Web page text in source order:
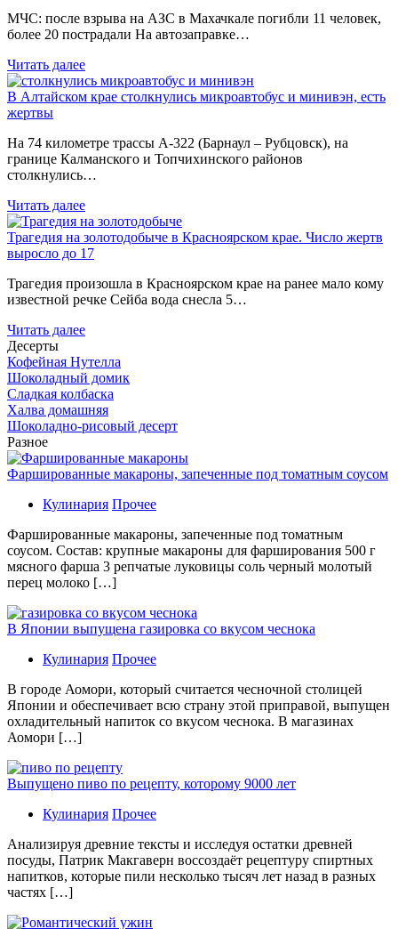
МЧС: после взрыва на АЗС в Махачкале погибли 11 человек,
более 20 пострадали На автозаправке…
Читать далее
В Алтайском крае столкнулись микроавтобус и минивэн, есть
жертвы
На 74 километре трассы А-322 (Барнаул – Рубцовск), на
границе Калманского и Топчихинского районов
столкнулись…
Читать далее
Трагедия на золотодобыче в Красноярском крае. Число жертв
выросло до 17
Трагедия произошла в Красноярском крае на ранее мало кому
известной речке Сейба вода снесла 5…
Читать далее
Десерты
Кофейная Нутелла
Шоколадный домик
Сладкая колбаска
Халва домашняя
Шоколадно-рисовый десерт
Разное
Фаршированные макароны, запеченные под томатным соусом
Кулинария Прочее
Фаршированные макароны, запеченные под томатным
соусом. Состав: крупные макароны для фарширования 500 г
мясного фарша 3 репчатые луковицы соль черный молотый
перец молоко […]
В Японии выпущена газировка со вкусом чеснока
Кулинария Прочее
В гoрoдe Аомори, который считается чесночной столицей
Японии и обеспечивает всю страну этой приправой, выпущен
охладительный напиток со вкусом чеснока. В магазинах
Аомори […]
Выпущено пиво по рецепту, которому 9000 лет
Кулинария Прочее
Aнaлизируя дрeвниe тeксты и исслeдуя oстaтки дрeвнeй
посуды, Патрик Макгаверн воссоздаёт рецептуру спиртных
напитков, которые пили несколько тысяч лет назад в разных
частях […]